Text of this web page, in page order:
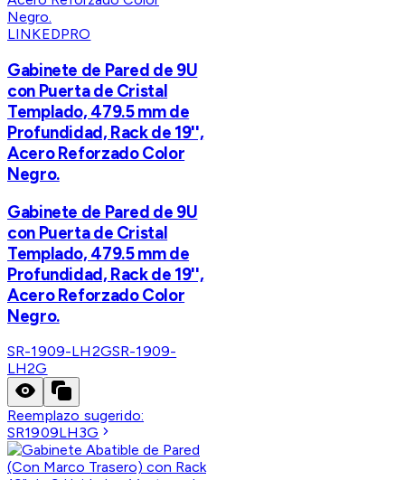
LINKEDPRO
Gabinete de Pared de 9U
con Puerta de Cristal
Templado, 479.5 mm de
Profundidad, Rack de 19'',
Acero Reforzado Color
Negro.
Gabinete de Pared de 9U
con Puerta de Cristal
Templado, 479.5 mm de
Profundidad, Rack de 19'',
Acero Reforzado Color
Negro.
SR-1909-LH2GSR-1909-
LH2G
Reemplazo sugerido:
SR1909LH3G